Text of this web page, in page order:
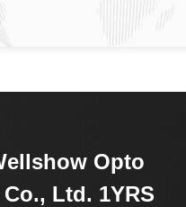
Opto
Ltd. 1YRS